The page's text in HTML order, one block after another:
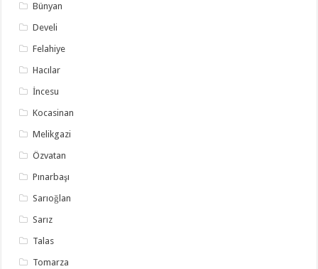
Bünyan
Develi
Felahiye
Hacılar
İncesu
Kocasinan
Melikgazi
Özvatan
Pınarbaşı
Sarıoğlan
Sarız
Talas
Tomarza